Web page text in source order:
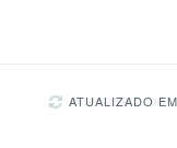
ATUALIZADO